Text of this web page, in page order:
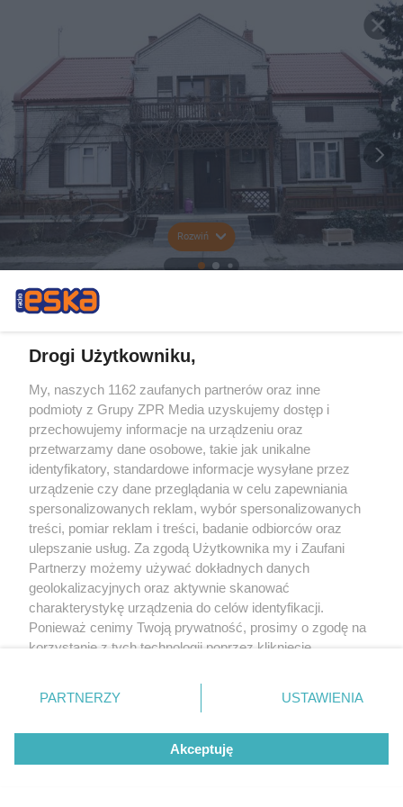
Rozwiń
Drogi Użytkowniku,
My, naszych 1162 zaufanych partnerów oraz inne
podmioty z Grupy ZPR Media uzyskujemy dostęp i
przechowujemy informacje na urządzeniu oraz
przetwarzamy dane osobowe, takie jak unikalne
identyfikatory, standardowe informacje wysyłane przez
urządzenie czy dane przeglądania w celu zapewniania
spersonalizowanych reklam, wybór spersonalizowanych
treści, pomiar reklam i treści, badanie odbiorców oraz
ulepszanie usług. Za zgodą Użytkownika my i Zaufani
Partnerzy możemy używać dokładnych danych
geolokalizacyjnych oraz aktywnie skanować
charakterystykę urządzenia do celów identyfikacji.
Ponieważ cenimy Twoją prywatność, prosimy o zgodę na
korzystanie z tych technologii poprzez kliknięcie
zmienić/wycofać klikając przycisk ustawień prywatności
znajdujący się w lewym dolnym rogu strony
rodzaje przetwarzania danych nie wymagają zgody
użytkownika, ale masz prawo sprzeciwić się takiemu
przetwarzaniu. Preferencje będą miały zastosowanie tylko
PARTNERZY USTAWIENIA
Akceptuję